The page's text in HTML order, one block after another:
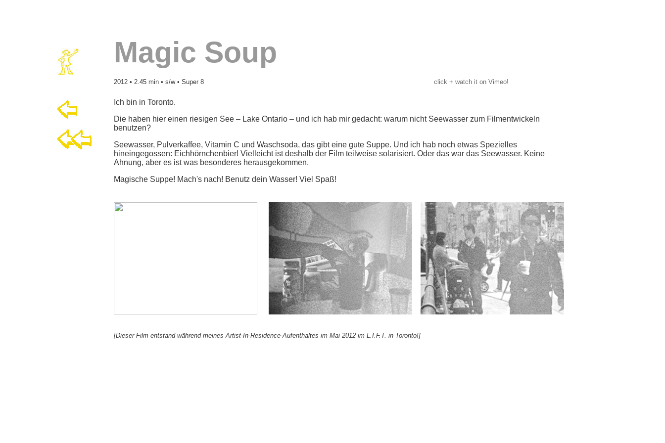
Magic Soup
2012 • 2.45 min • s/w • Super 8 click + watch it on Vimeo!
Ich bin in Toronto.
Die haben hier einen riesigen See – Lake Ontario – und ich hab mir gedacht: warum nicht Seewasser zum Filmentwickeln
benutzen?
Seewasser, Pulverkaffee, Vitamin C und Waschsoda, das gibt eine gute Suppe. Und ich hab noch etwas Spezielles
hineingegossen: Eichhörnchenbier! Vielleicht ist deshalb der Film teilweise solarisiert. Oder das war das Seewasser. Keine
Ahnung, aber es ist was besonderes herausgekommen.
Magische Suppe! Mach's nach! Benutz dein Wasser! Viel Spaß!
[Dieser Film entstand während meines Artist-In-Residence-Aufenthaltes im Mai 2012 im L.I.F.T. in Toronto!]